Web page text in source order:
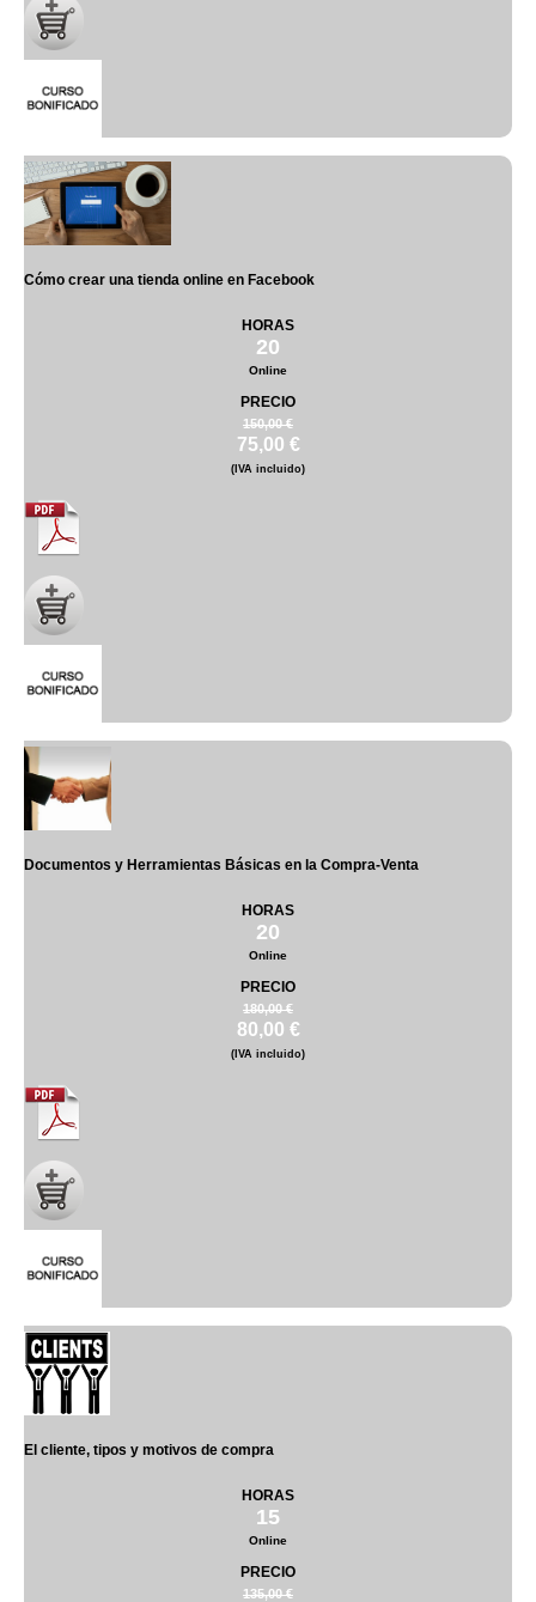
Cómo crear una tienda online en Facebook
HORAS
20
Online
PRECIO
150,00 €
75,00 €
(IVA incluido)
Documentos y Herramientas Básicas en la Compra-Venta
HORAS
20
Online
PRECIO
180,00 €
80,00 €
(IVA incluido)
El cliente, tipos y motivos de compra
HORAS
15
Online
PRECIO
135,00 €